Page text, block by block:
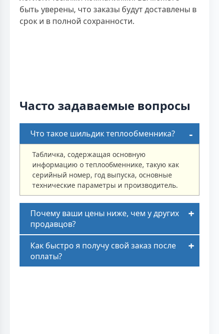
быть уверены, что заказы будут доставлены в
срок и в полной сохранности.
Часто задаваемые вопросы
Что такое шильдик теплообменника?
Табличка, содержащая основную
информацию о теплообменнике, такую как
серийный номер, год выпуска, основные
технические параметры и производитель.
Почему ваши цены ниже, чем у других
продавцов?
Как быстро я получу свой заказ после
оплаты?